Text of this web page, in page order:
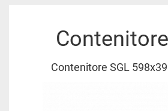
Contenitore SGL